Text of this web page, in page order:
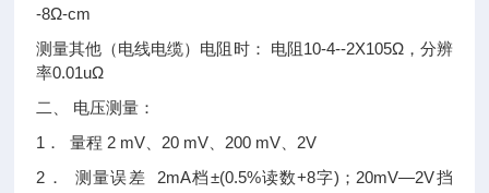
-8Ω-cm
测量其他（电线电缆）电阻时： 电阻10-4--2X105Ω，分辨
率0.01uΩ
二、 电压测量：
1． 量程 2 mV、20 mV、200 mV、2V
2． 测量误差 2mA档±(0.5%读数+8字)；20mV—2V挡